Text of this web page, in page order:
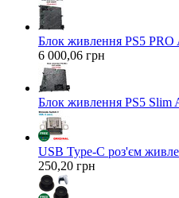
Блок живлення PS5
6 000,06 грн
Блок живлення PS5 Slim
USB Type-C роз'єм
250,20 грн